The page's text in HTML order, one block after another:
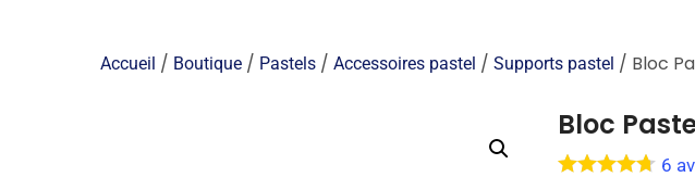
Accueil / Boutique / Pastels / Accessoires pastel / Supports pastel / Bloc
Bloc
6